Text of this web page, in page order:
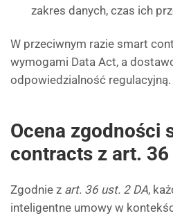
zakres danych, czas ich
W przeciwnym razie smart
wymogami Data Act, a
odpowiedzialność regulacyjną.
Ocena zgodności
contracts z art. 36
Zgodnie z art. 36 ust. 2 DA,
inteligentne umowy w